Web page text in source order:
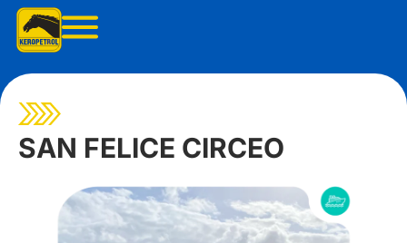
Skip
content
SAN FELICE CIRCEO